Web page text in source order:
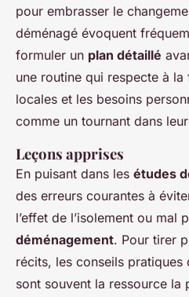
pour embrasser le
déménagé évoquent
formuler un plan détaillé
une routine qui respecte à
locales et les besoins
comme un tournant dans
Leçons apprises
En puisant dans les études
des erreurs courantes à
l’effet de l’isolement ou mal
déménagement. Pour tirer
récits, les conseils pratiques
sont souvent la ressource la